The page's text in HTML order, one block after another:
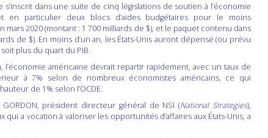
s’inscrit dans une suite de cinq législations de soutien à l’économie
particulier deux blocs d’aides budgétaires pour le moins
mars 2020 (montant : 1 700 milliards de $), et le paquet contenu dans
de $). En moins d’un an, les États-Unis auront dépensé (ou prévu
plus du quart du PIB.
américaine devrait repartir rapidement, avec un taux de
à 7% selon de nombreux économistes américains, ce qui
de 1% selon l’OCDE.
président directeur général de NSI (National Strategies),
a vocation à valoriser les opportunités d’affaires aux États-Unis, a